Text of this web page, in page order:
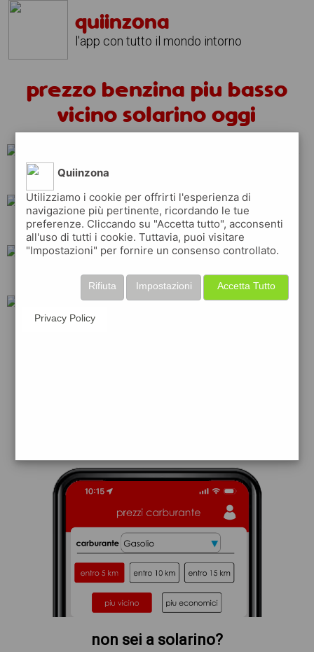
quiinzona
l'app con tutto il mondo intorno
prezzo benzina piu basso
vicino solarino oggi
esso
ip shell total
erg eni
non sei a solarino?
Quiinzona
Utilizziamo i cookie per offrirti l'esperienza di
navigazione più pertinente, ricordando le tue
preferenze. Cliccando su "Accetta tutto", acconsenti
all'uso di tutti i cookie. Tuttavia, puoi visitare
"Impostazioni" per fornire un consenso controllato.
Accetta Tutto
Impostazioni
Rifiuta
Privacy Policy